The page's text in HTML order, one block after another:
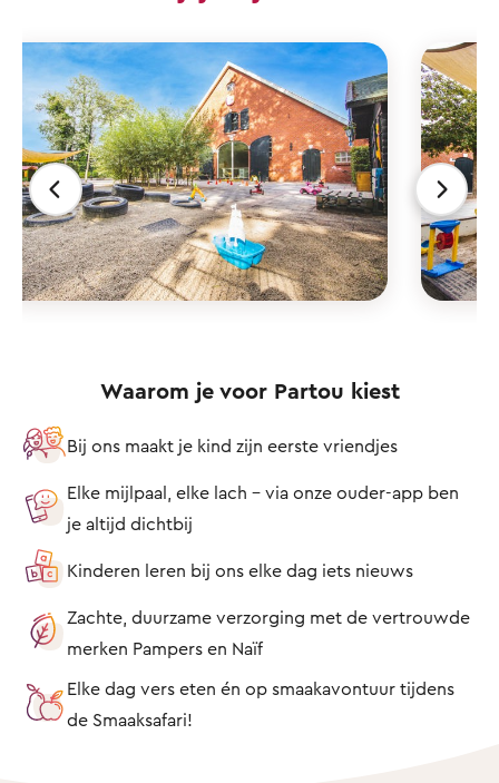
Waarom je voor Partou kiest
Bij ons maakt je kind zijn eerste vriendjes
Elke mijlpaal, elke lach – via onze ouder-app ben
je altijd dichtbij
Kinderen leren bij ons elke dag iets nieuws
Zachte, duurzame verzorging met de vertrouwde
merken Pampers en Naïf
Elke dag vers eten én op smaakavontuur tijdens
de Smaaksafari!